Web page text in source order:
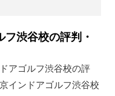
渋谷校の評判・
アゴルフ渋谷校の評
インドアゴルフ渋谷校